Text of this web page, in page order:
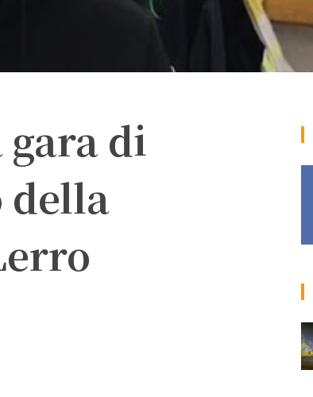
di
della